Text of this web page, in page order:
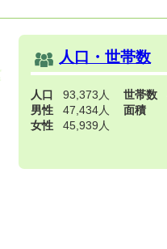
人口・世帯数
人口
93,373人
男性
47,434人
女性
45,939人
世帯数
面積